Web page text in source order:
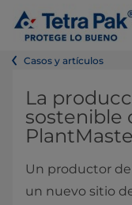
Casos y artículos
La
sostenible
Un productor
un nuevo sitio